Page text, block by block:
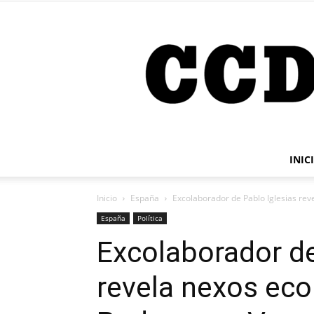
Inicio España Excolaborador de Pablo Iglesias
España Política
Excolaborador
revela nexos